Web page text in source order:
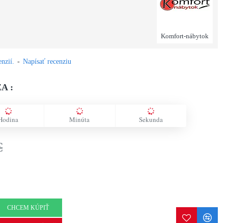
Komfort-nábytok
- Napísať recenziu
:
Minúta Sekunda
CHCEM KÚPIŤ